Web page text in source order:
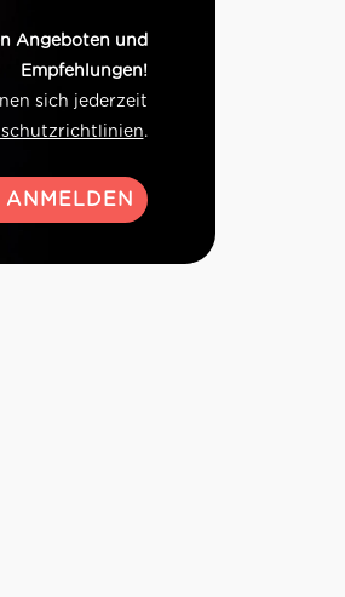
Angeboten und
Empfehlungen!
sich jederzeit
.